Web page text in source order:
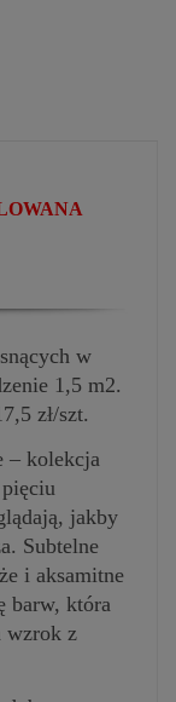
w
1,5 m2.
zł/szt.
– kolekcja
jakby
Subtelne
i aksamitne
barw, która
wzrok z